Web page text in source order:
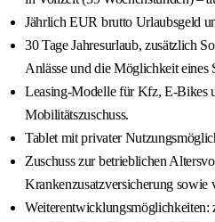
Jährlich EUR brutto Urlaubsgeld
30 Tage Jahresurlaub, zusätzlich
Anlässe und die Möglichkeit eines
Leasing-Modelle für Kfz, E-Bikes
Mobilitätszuschuss.
Tablet mit privater
Zuschuss zur betrieblichen
Krankenzusatzversicherung sowie